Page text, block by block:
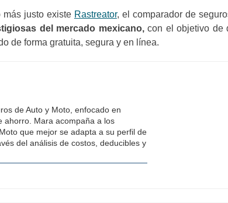
más justo existe Rastreator, el comparador de
del mercado mexicano,con el objetivo de
de forma gratuita, segura y en línea.
de Auto y Moto, enfocado en
ahorro. Mara acompaña a los
que mejor se adapta a su perfil de
del análisis de costos, deducibles y